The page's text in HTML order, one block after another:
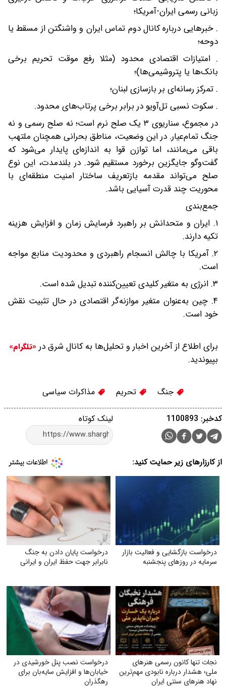
زبانی رسمی ایران-آمریکا؛
. خبرهایی درباره کانال دوم تماس ایران و واشنگتن از مسقط یا
دوحه؛
. امتیازات اقتصادی محدود (مثلا رفع موقت تحریم برخی
بانک‌ها یا پتروشیمی‌ها)؛
. تمرکز رسانه‌ای بر بازسازی لبنان؛
. سکوت نسبی تل‌آویو در برابر برخی پرتاب‌های محدود.
در مجموع، سناریوی ۳ یک صلح نرم است؛ نه صلح رسمی و نه
جنگ تمام‌عیار. در این وضعیت، مناطق بحرانی همچنان ملتهب
باقی می‌مانند، اما توازن قوا به اندازه‌ای پایدار می‌شود که
گفت‌وگو جایگزین برخورد مستقیم شود. در بلندمدت، این نوع
صلح می‌تواند مقدمه بازتعریف ساختار امنیت منطقه‌ای با
محوریت چند قدرت آسیایی باشد.
جمع‌بندی
۱. ایران و متحدانش بر راهبرد فرسایش زمان و افزایش هزینه
تکیه دارند.
۲. آمریکا با چالش انسجام راهبردی و محدودیت منابع مواجه
است.
۳. انرژی به متغیر کلیدی تعیین‌کننده تبدیل شده است.
۴. چین به‌عنوان متغیر موازنه‌گر اقتصادی در حال تثبیت نقش
خود است.
برای اطلاع از آخرین اخبار و تحلیل‌ها به کانال شرق در «تلگرام»
بپیوندید.
جنگ تحریم مذاکرات سیاسی
لینک کوتاه کدخبر: 1100893
از کارزارهای زیر حمایت کنید:
درخواست بازگشایی و فعالیت بازار
سرمایه در روزهای پنجشنبه
درخواست پایان دادن به جنگ
نابرابر جهت حفظ ایران و ایرانی
نجات تنها کانون رسمی هنرهای
ملی؛ هشدار درباره نابودی مهم‌ترین
نهاد هنرهای سنتی ایران
درخواست نصب پنل خورشیدی در
خیابان‌ها و افزایش سایه‌بان برای
رهگذران